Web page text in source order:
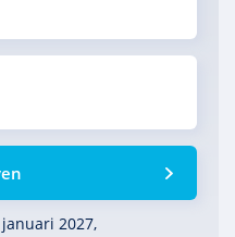
2027,